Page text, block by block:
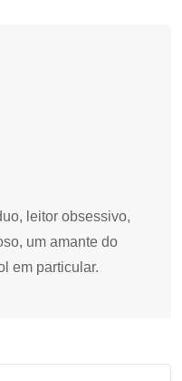
leitor obsessivo,
um amante do
em particular.